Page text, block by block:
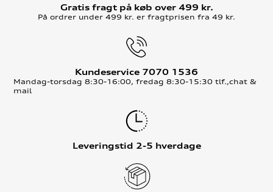
Gratis fragt på køb over 499 kr.
På ordrer under 499 kr. er fragtprisen fra 49 kr.
Kundeservice 7070 1536
Mandag-torsdag 8:30-16:00, fredag 8:30-15:30 tlf.,chat &
mail
Leveringstid 2-5 hverdage